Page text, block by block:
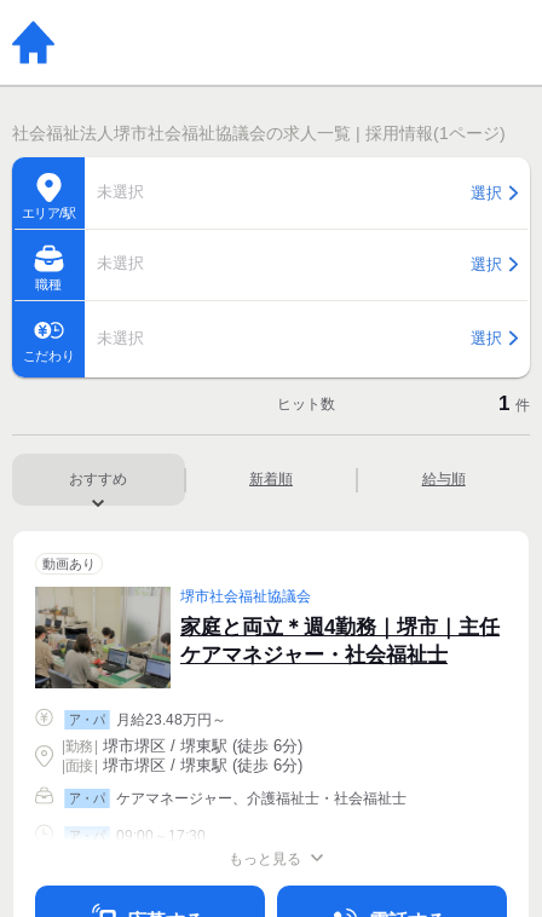
社会福祉法人堺市社会福祉協議会の求人一覧 | 採用情報(1ページ)
エリア/駅
未選択 選択
職種
未選択 選択
こだわり
未選択 選択
ヒット数 1 件
おすすめ 新着順 給与順
動画あり
堺市社会福祉協議会
家庭と両立＊週4勤務｜堺市｜主任
ケアマネジャー・社会福祉士
ア・パ
月給23.48万円～
|勤務 堺市堺区 / 堺東駅 (徒歩 6分)
| 面接 | 堺市堺区 / 堺東駅 (徒歩 6分)
ア・パ ケアマネージャー、介護福祉士・社会福祉士
ア・パ 09:00～17:30
もっと見る